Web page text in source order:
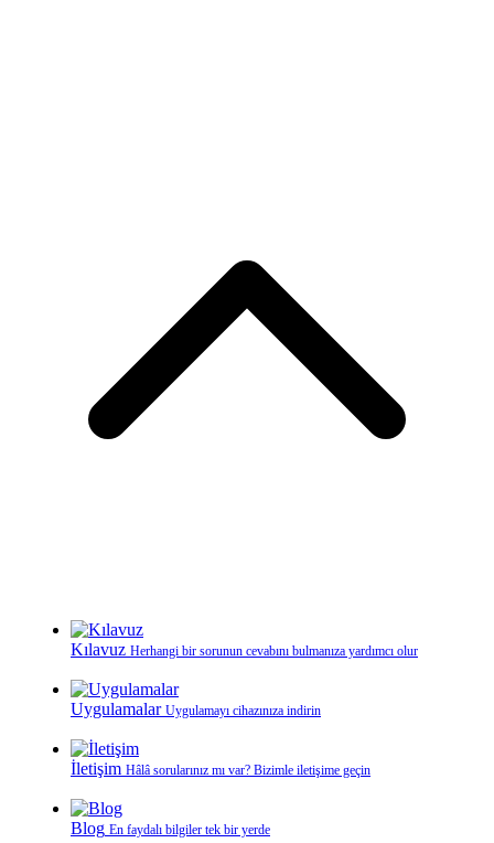
Kılavuz Herhangi bir sorunun cevabını bulmanıza yardımcı olur
Uygulamalar Uygulamayı cihazınıza indirin
İletişim Hâlâ sorularınız mı var? Bizimle iletişime geçin
Blog En faydalı bilgiler tek bir yerde